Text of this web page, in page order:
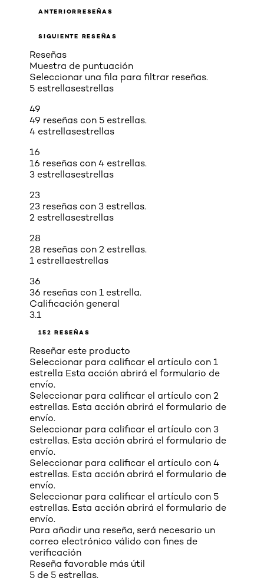
ANTERIORRESEÑAS
SIGUIENTE RESEÑAS
Reseñas
Muestra de puntuación
Seleccionar una fila para filtrar reseñas.
5 estrellasestrellas
49
49 reseñas con 5 estrellas.
4 estrellasestrellas
16
16 reseñas con 4 estrellas.
3 estrellasestrellas
23
23 reseñas con 3 estrellas.
2 estrellasestrellas
28
28 reseñas con 2 estrellas.
1 estrellaestrellas
36
36 reseñas con 1 estrella.
Calificación general
3.1
152 RESEÑAS
Reseñar este producto
Seleccionar para calificar el artículo con 1
estrella Esta acción abrirá el formulario de
envío.
Seleccionar para calificar el artículo con 2
estrellas. Esta acción abrirá el formulario de
envío.
Seleccionar para calificar el artículo con 3
estrellas. Esta acción abrirá el formulario de
envío.
Seleccionar para calificar el artículo con 4
estrellas. Esta acción abrirá el formulario de
envío.
Seleccionar para calificar el artículo con 5
estrellas. Esta acción abrirá el formulario de
envío.
Para añadir una reseña, será necesario un
correo electrónico válido con fines de
verificación
Reseña favorable más útil
5 de 5 estrellas.